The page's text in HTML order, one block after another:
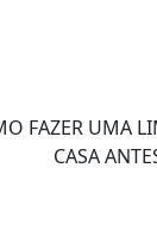
FAZER UMA
CASA